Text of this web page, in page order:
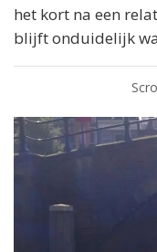
het kort na een
blijft onduidelijk